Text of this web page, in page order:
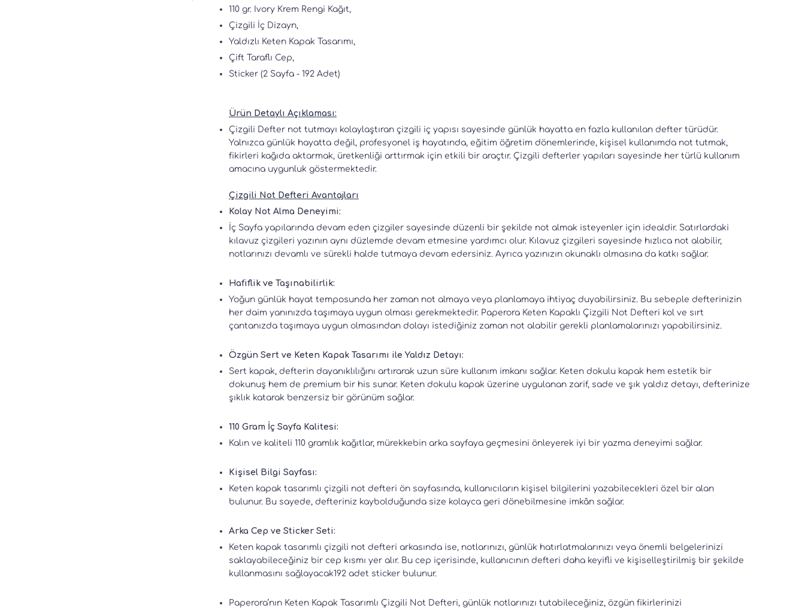
110 gr. Ivory Krem Rengi Kağıt,
Çizgili İç Dizayn,
Yaldızlı Keten Kapak Tasarımı,
Çift Taraflı Cep,
Sticker (2 Sayfa - 192 Adet)
Ürün Detaylı Açıklaması:
Çizgili Defter not tutmayı kolaylaştıran çizgili iç yapısı sayesinde günlük hayatta en fazla kullanılan defter türüdür.
Yalnızca günlük hayatta değil, profesyonel iş hayatında, eğitim öğretim dönemlerinde, kişisel kullanımda not tutmak,
fikirleri kağıda aktarmak, üretkenliği arttırmak için etkili bir araçtır. Çizgili defterler yapıları sayesinde her türlü kullanım
amacına uygunluk göstermektedir.
Çizgili Not Defteri Avantajları
Kolay Not Alma Deneyimi:
İç Sayfa yapılarında devam eden çizgiler sayesinde düzenli bir şekilde not almak isteyenler için idealdir. Satırlardaki
kılavuz çizgileri yazının aynı düzlemde devam etmesine yardımcı olur. Kılavuz çizgileri sayesinde hızlıca not alabilir,
notlarınızı devamlı ve sürekli halde tutmaya devam edersiniz. Ayrıca yazınızın okunaklı olmasına da katkı sağlar.
Hafiflik ve Taşınabilirlik:
Yoğun günlük hayat temposunda her zaman not almaya veya planlamaya ihtiyaç duyabilirsiniz. Bu sebeple defterinizin
her daim yanınızda taşımaya uygun olması gerekmektedir. Paperora Keten Kapaklı Çizgili Not Defteri kol ve sırt
çantanızda taşımaya uygun olmasından dolayı istediğiniz zaman not alabilir gerekli planlamalarınızı yapabilirsiniz.
Özgün Sert ve Keten Kapak Tasarımı ile Yaldız Detayı:
Sert kapak, defterin dayanıklılığını artırarak uzun süre kullanım imkanı sağlar. Keten dokulu kapak hem estetik bir
dokunuş hem de premium bir his sunar. Keten dokulu kapak üzerine uygulanan zarif, sade ve şık yaldız detayı, defterinize
şıklık katarak benzersiz bir görünüm sağlar.
110 Gram İç Sayfa Kalitesi:
Kalın ve kaliteli 110 gramlık kağıtlar, mürekkebin arka sayfaya geçmesini önleyerek iyi bir yazma deneyimi sağlar.
Kişisel Bilgi Sayfası:
Keten kapak tasarımlı çizgili not defteri ön sayfasında, kullanıcıların kişisel bilgilerini yazabilecekleri özel bir alan
bulunur. Bu sayede, defteriniz kaybolduğunda size kolayca geri dönebilmesine imkân sağlar.
Arka Cep ve Sticker Seti:
Keten kapak tasarımlı çizgili not defteri arkasında ise, notlarınızı, günlük hatırlatmalarınızı veya önemli belgelerinizi
saklayabileceğiniz bir cep kısmı yer alır. Bu cep içerisinde, kullanıcının defteri daha keyifli ve kişiselleştirilmiş bir şekilde
kullanmasını sağlayacak192 adet sticker bulunur.
Paperora’nın Keten Kapak Tasarımlı Çizgili Not Defteri, günlük notlarınızı tutabileceğiniz, özgün fikirlerinizi